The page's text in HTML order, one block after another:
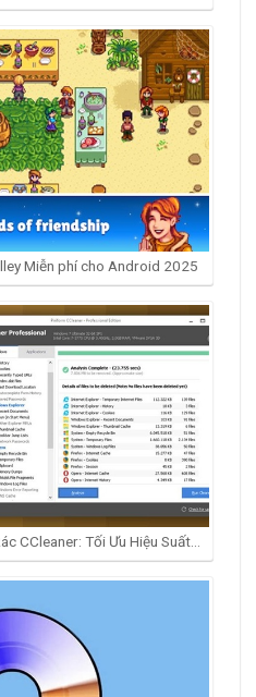
Miễn phí cho Android 2025
CCleaner: Tối Ưu Hiệu Suất…